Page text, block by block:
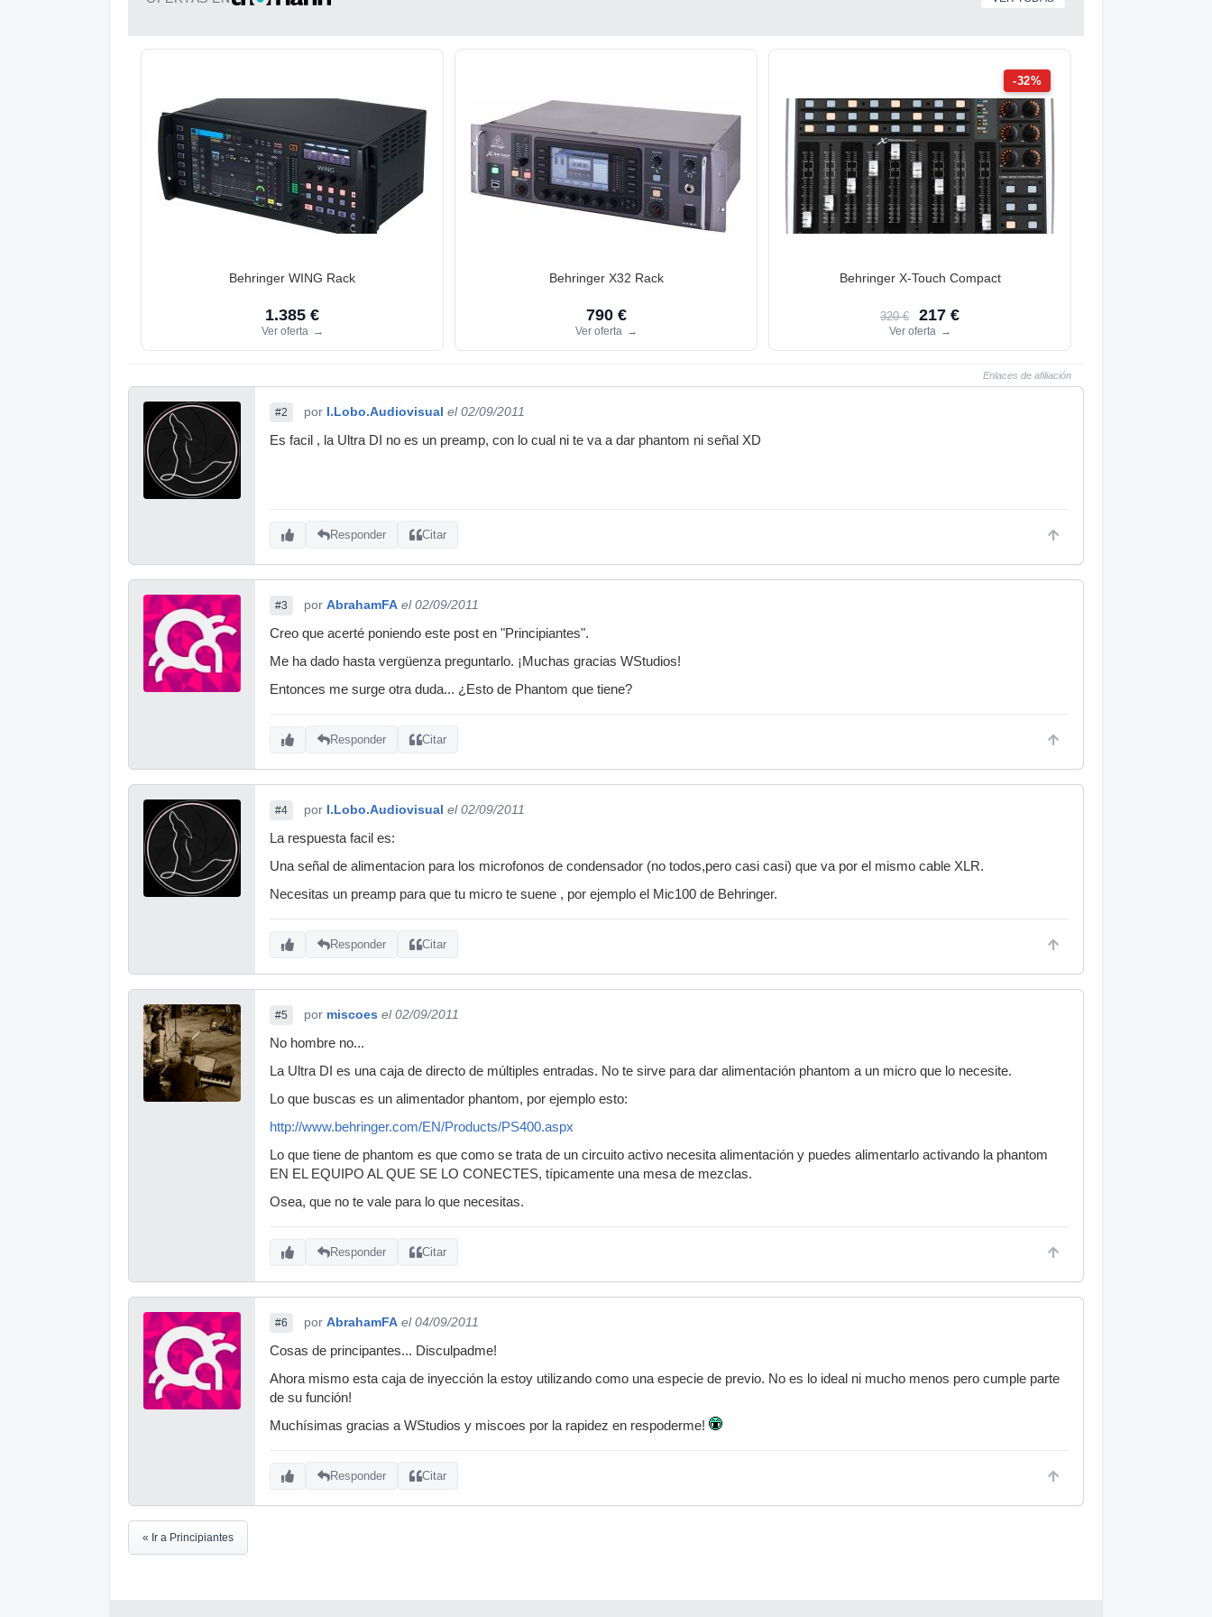
Behringer WING Rack
1.385 €
Ver oferta →
Behringer X32 Rack
790 €
Ver oferta →
-32%
Behringer X-Touch Compact
320 € 217 €
Ver oferta →
Enlaces de afiliación
#2 por I.Lobo.Audiovisual el 02/09/2011
Es facil , la Ultra DI no es un preamp, con lo cual ni te va a dar phantom ni señal XD
Responder Citar
#3 por AbrahamFA el 02/09/2011
Creo que acerté poniendo este post en "Principiantes".
Me ha dado hasta vergüenza preguntarlo. ¡Muchas gracias WStudios!
Entonces me surge otra duda... ¿Esto de Phantom que tiene?
Responder Citar
#4 por I.Lobo.Audiovisual el 02/09/2011
La respuesta facil es:
Una señal de alimentacion para los microfonos de condensador (no todos,pero casi casi) que va por el mismo cable XLR.
Necesitas un preamp para que tu micro te suene , por ejemplo el Mic100 de Behringer.
Responder Citar
#5 por miscoes el 02/09/2011
No hombre no...
La Ultra DI es una caja de directo de múltiples entradas. No te sirve para dar alimentación phantom a un micro que lo necesite.
Lo que buscas es un alimentador phantom, por ejemplo esto:
http://www.behringer.com/EN/Products/PS400.aspx
Lo que tiene de phantom es que como se trata de un circuito activo necesita alimentación y puedes alimentarlo activando la phantom
EN EL EQUIPO AL QUE SE LO CONECTES, típicamente una mesa de mezclas.
Osea, que no te vale para lo que necesitas.
Responder Citar
#6 por AbrahamFA el 04/09/2011
Cosas de principantes... Disculpadme!
Ahora mismo esta caja de inyección la estoy utilizando como una especie de previo. No es lo ideal ni mucho menos pero cumple parte
de su función!
Muchísimas gracias a WStudios y miscoes por la rapidez en respoderme!
Responder Citar
« Ir a Principiantes